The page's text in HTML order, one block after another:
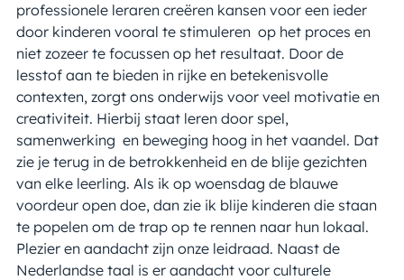
professionele leraren creëren kansen voor een ieder
door kinderen vooral te stimuleren op het proces en
niet zozeer te focussen op het resultaat. Door de
lesstof aan te bieden in rijke en betekenisvolle
contexten, zorgt ons onderwijs voor veel motivatie en
creativiteit. Hierbij staat leren door spel,
samenwerking en beweging hoog in het vaandel. Dat
zie je terug in de betrokkenheid en de blije gezichten
van elke leerling. Als ik op woensdag de blauwe
voordeur open doe, dan zie ik blije kinderen die staan
te popelen om de trap op te rennen naar hun lokaal.
Plezier en aandacht zijn onze leidraad. Naast de
Nederlandse taal is er aandacht voor culturele